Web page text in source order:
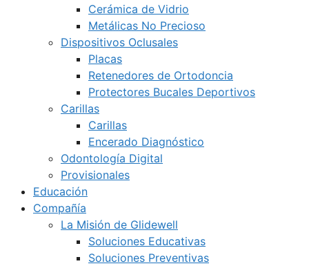
Cerámica de Vidrio
Metálicas No Precioso
Dispositivos Oclusales
Placas
Retenedores de Ortodoncia
Protectores Bucales Deportivos
Carillas
Carillas
Encerado Diagnóstico
Odontología Digital
Provisionales
Educación
Compañía
La Misión de Glidewell
Soluciones Educativas
Soluciones Preventivas